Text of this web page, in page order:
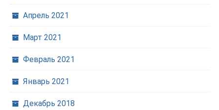
Апрель 2021
Март 2021
Февраль 2021
Январь 2021
Декабрь 2018